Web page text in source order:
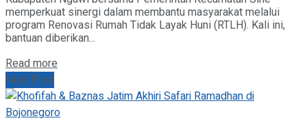
memperkuat sinergi dalam membantu masyarakat melalui
program Renovasi Rumah Tidak Layak Huni (RTLH). Kali ini,
bantuan diberikan...
Read more
Next Post